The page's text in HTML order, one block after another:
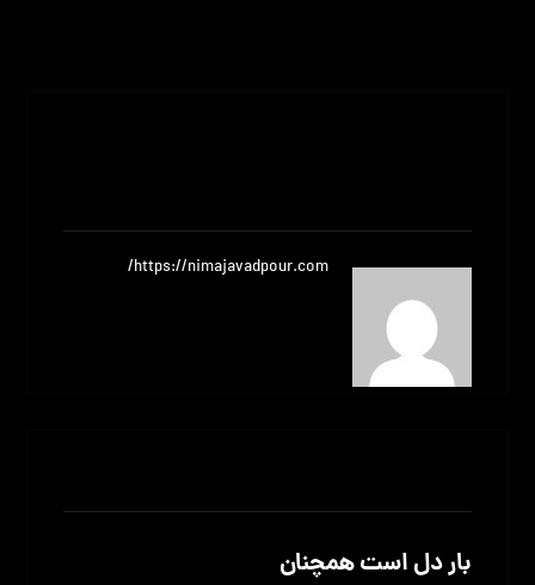
https://nimajavadpour.com/
بار دل است همچنان